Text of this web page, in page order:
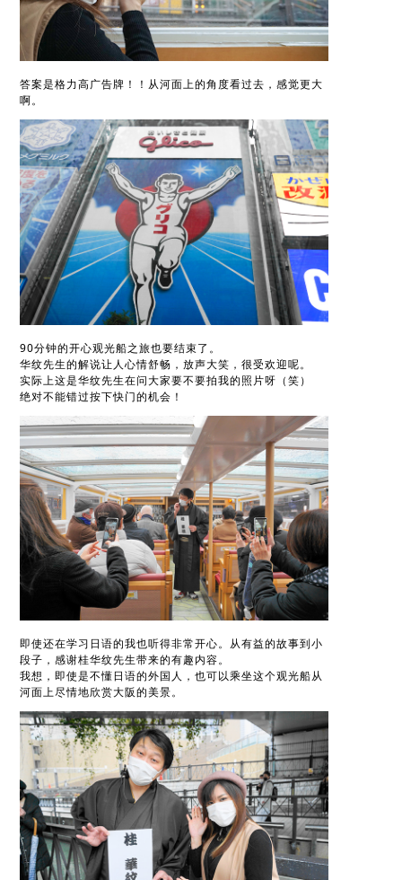
答案是格力高广告牌！！从河面上的角度看过去，感觉更大
啊。
90分钟的开心观光船之旅也要结束了。
华纹先生的解说让人心情舒畅，放声大笑，很受欢迎呢。
实际上这是华纹先生在问大家要不要拍我的照片呀（笑）
绝对不能错过按下快门的机会！
即使还在学习日语的我也听得非常开心。从有益的故事到小
段子，感谢桂华纹先生带来的有趣内容。
我想，即使是不懂日语的外国人，也可以乘坐这个观光船从
河面上尽情地欣赏大阪的美景。